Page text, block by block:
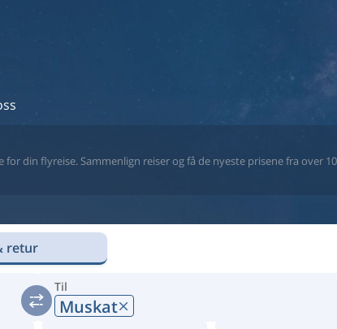
din flyreise. Sammenlign reiser og få de nyeste prisene fra over
retur
Til
Muskat